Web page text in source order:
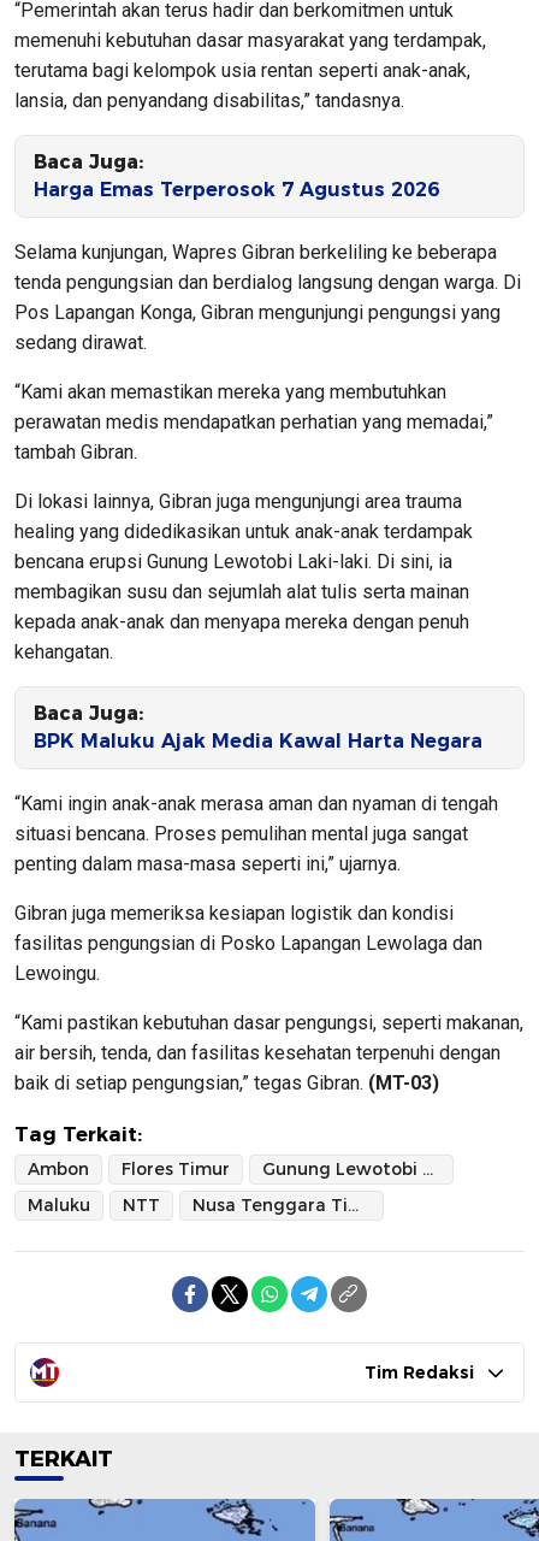
“Pemerintah akan terus hadir dan berkomitmen untuk
memenuhi kebutuhan dasar masyarakat yang terdampak,
terutama bagi kelompok usia rentan seperti anak-anak,
lansia, dan penyandang disabilitas,” tandasnya.
Baca Juga:
Harga Emas Terperosok 7 Agustus 2026
Selama kunjungan, Wapres Gibran berkeliling ke beberapa
tenda pengungsian dan berdialog langsung dengan warga. Di
Pos Lapangan Konga, Gibran mengunjungi pengungsi yang
sedang dirawat.
“Kami akan memastikan mereka yang membutuhkan
perawatan medis mendapatkan perhatian yang memadai,”
tambah Gibran.
Di lokasi lainnya, Gibran juga mengunjungi area trauma
healing yang didedikasikan untuk anak-anak terdampak
bencana erupsi Gunung Lewotobi Laki-laki. Di sini, ia
membagikan susu dan sejumlah alat tulis serta mainan
kepada anak-anak dan menyapa mereka dengan penuh
kehangatan.
Baca Juga:
BPK Maluku Ajak Media Kawal Harta Negara
“Kami ingin anak-anak merasa aman dan nyaman di tengah
situasi bencana. Proses pemulihan mental juga sangat
penting dalam masa-masa seperti ini,” ujarnya.
Gibran juga memeriksa kesiapan logistik dan kondisi
fasilitas pengungsian di Posko Lapangan Lewolaga dan
Lewoingu.
“Kami pastikan kebutuhan dasar pengungsi, seperti makanan,
air bersih, tenda, dan fasilitas kesehatan terpenuhi dengan
baik di setiap pengungsian,” tegas Gibran. (MT-03)
Tag Terkait:
Ambon Flores Timur
Gunung Lewotobi Laki-Laki
Maluku
NTT Nusa Tenggara Timur
Tim Redaksi
TERKAIT